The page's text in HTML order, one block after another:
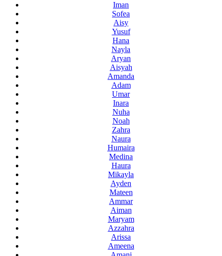
Iman
Sofea
Aisy
Yusuf
Hana
Nayla
Aryan
Aisyah
Amanda
Adam
Umar
Inara
Nuha
Noah
Zahra
Naura
Humaira
Medina
Haura
Mikayla
Ayden
Mateen
Ammar
Aiman
Maryam
Azzahra
Arissa
Ameena